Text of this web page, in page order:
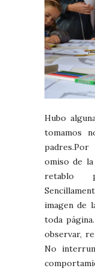
Hubo
tomamos
omiso de
retablo
imagen de
toda
observar,
No